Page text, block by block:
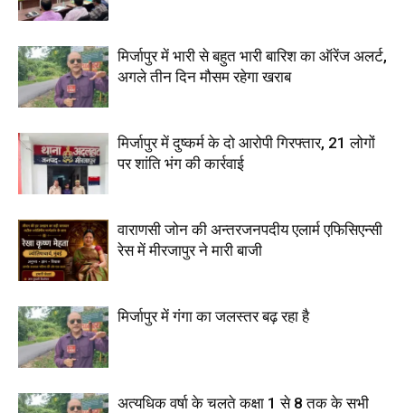
मिर्जापुर में भारी से बहुत भारी बारिश का ऑरेंज अलर्ट,
अगले तीन दिन मौसम रहेगा खराब
मिर्जापुर में दुष्कर्म के दो आरोपी गिरफ्तार, 21 लोगों
पर शांति भंग की कार्रवाई
वाराणसी जोन की अन्तरजनपदीय एलार्म एफिसिएन्सी
रेस में मीरजापुर ने मारी बाजी
मिर्जापुर में गंगा का जलस्तर बढ़ रहा है
अत्यधिक वर्षा के चलते कक्षा 1 से 8 तक के सभी